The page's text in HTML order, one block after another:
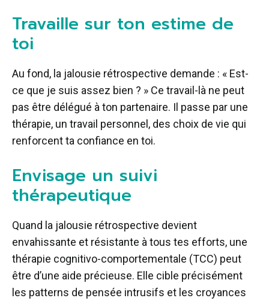
Travaille sur ton estime de
toi
Au fond, la jalousie rétrospective demande : « Est-
ce que je suis assez bien ? » Ce travail-là ne peut
pas être délégué à ton partenaire. Il passe par une
thérapie, un travail personnel, des choix de vie qui
renforcent ta confiance en toi.
Envisage un suivi
thérapeutique
Quand la jalousie rétrospective devient
envahissante et résistante à tous tes efforts, une
thérapie cognitivo-comportementale (TCC) peut
être d’une aide précieuse. Elle cible précisément
les patterns de pensée intrusifs et les croyances